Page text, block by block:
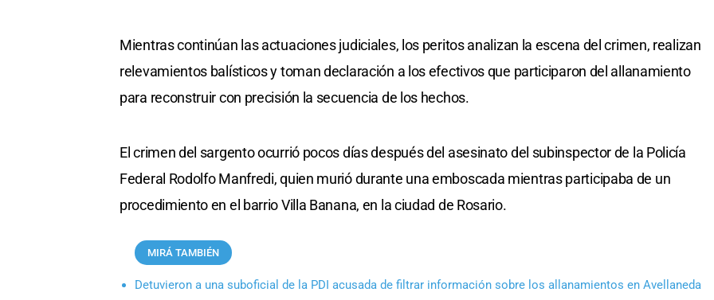
Mientras continúan las actuaciones judiciales, los peritos analizan la escena del crimen, realizan
relevamientos balísticos y toman declaración a los efectivos que participaron del allanamiento
para reconstruir con precisión la secuencia de los hechos.
El crimen del sargento ocurrió pocos días después del asesinato del subinspector de la Policía
Federal Rodolfo Manfredi, quien murió durante una emboscada mientras participaba de un
procedimiento en el barrio Villa Banana, en la ciudad de Rosario.
MIRÁ TAMBIÉN
Detuvieron a una suboficial de la PDI acusada de filtrar información sobre los allanamientos en Avellaneda